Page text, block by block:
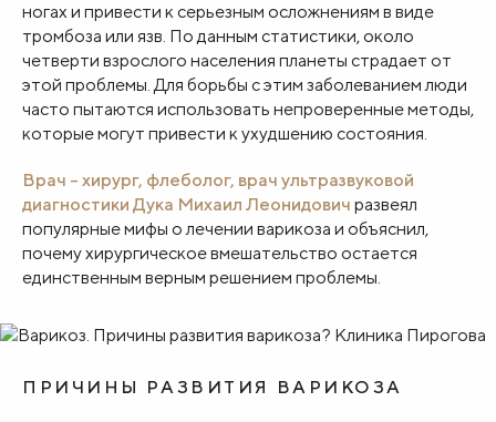
ногах и привести к серьезным осложнениям в виде
тромбоза или язв. По данным статистики, около
четверти взрослого населения планеты страдает от
этой проблемы. Для борьбы с этим заболеванием люди
часто пытаются использовать непроверенные методы,
которые могут привести к ухудшению состояния.
Врач – хирург, флеболог, врач ультразвуковой
диагностики Дука Михаил Леонидович развеял
популярные мифы о лечении варикоза и объяснил,
почему хирургическое вмешательство остается
единственным верным решением проблемы.
ПРИЧИНЫ РАЗВИТИЯ ВАРИКОЗА